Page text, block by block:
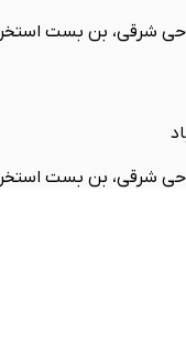
شرقی، بن بست استخر
شرقی، بن بست استخر